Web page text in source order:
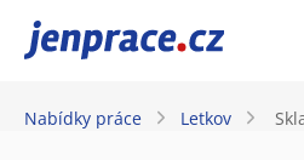
JenPráce.cz
Nabídky práce Letkov